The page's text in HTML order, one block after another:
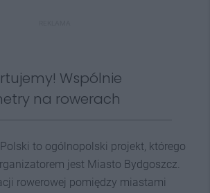
Wspólnie
na rowerach
to ogólnopolski projekt, którego
jest Miasto Bydgoszcz.
rowerowej pomiędzy miastami